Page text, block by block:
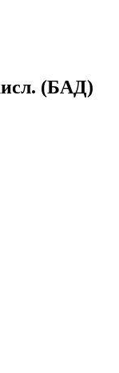
(БАД)